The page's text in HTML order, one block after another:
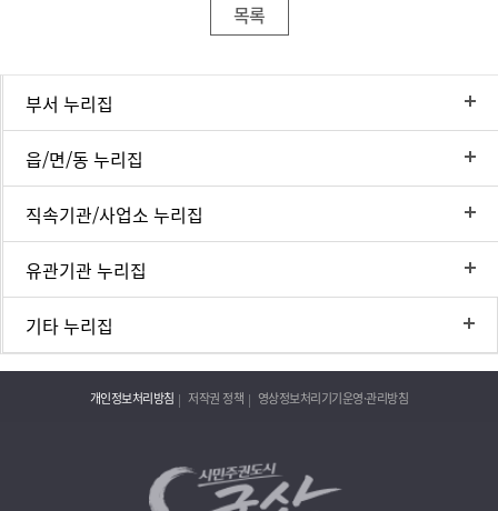
목록
부서 누리집
읍/면/동 누리집
직속기관/사업소 누리집
유관기관 누리집
기타 누리집
개인정보처리방침 저작권 정책 영상정보처리기기운영·관리방침